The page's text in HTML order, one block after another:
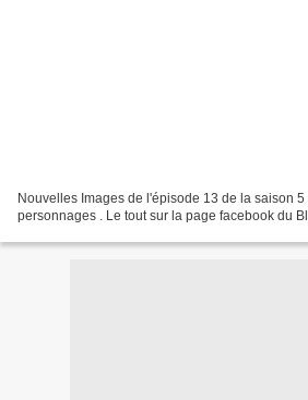
Nouvelles Images de l'épisode 13 de la saison
personnages . Le tout sur la page facebook du